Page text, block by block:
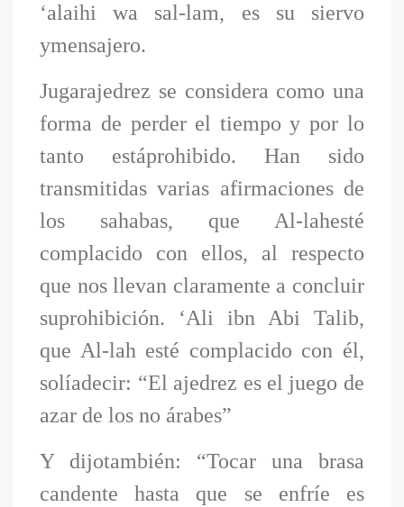
‘alaihi wa sal-lam, es su siervo
ymensajero.
Jugarajedrez se considera como una
forma de perder el tiempo y por lo
tanto estáprohibido. Han sido
transmitidas varias afirmaciones de
los sahabas, que Al-lahesté
complacido con ellos, al respecto
que nos llevan claramente a concluir
suprohibición. ‘Ali ibn Abi Talib,
que Al-lah esté complacido con él,
solíadecir: “El ajedrez es el juego de
azar de los no árabes”
Y dijotambién: “Tocar una brasa
candente hasta que se enfríe es